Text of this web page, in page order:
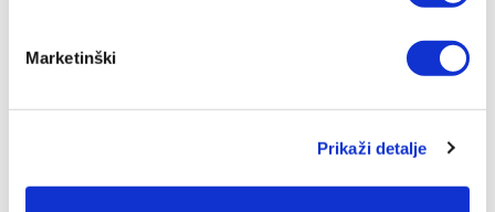
Marketinški
Prikaži detalje